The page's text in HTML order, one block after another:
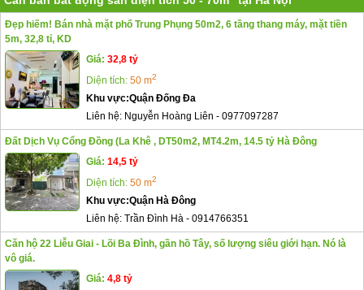
Đẹp hiếm! Bán nhà mặt phố Trung Phụng 50m2, 6 tầng thang máy, mặt tiền
5m, 32,8 tỉ, KD
Giá: 32,8 tỷ
Diện tích: 50 m2
Khu vực:Quận Đống Đa
Liên hệ: Nguyễn Hoàng Liên - 0977097287
Đất Dịch Vụ Cổng Đồng (La Khê , DT50m2, MT4.2m, 14.5 tỷ Hà Đông
Giá: 14,5 tỷ
Diện tích: 50 m2
Khu vực:Quận Hà Đông
Liên hệ: Trần Đình Hà - 0914766351
Căn hộ 22 Liễu Giai - Lõi Ba Đình, gần hồ Tây, số lượng siêu giới hạn. Nó là
vô giá.
Giá: 4,8 tỷ